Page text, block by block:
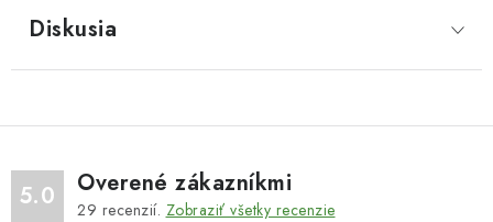
Diskusia
5.0 Overené zákazníkmi
29 recenzií. Zobraziť všetky recenzie